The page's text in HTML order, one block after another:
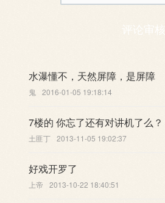
评论审
水瀑懂不，天然屏障，是屏障
鬼 2016-01-05 19:18:14
7楼的 你忘了还有对讲机了么
土匪丁 2013-11-05 19:02:37
好戏开罗了
上帝 2013-10-22 18:40:51